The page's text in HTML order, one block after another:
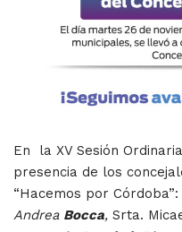
En la XV Sesión
presencia de los
“Hacemos por Córdoba”:
Andrea Bocca, Srta.